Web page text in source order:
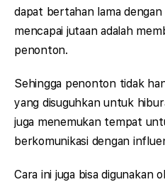
dapat bertahan lama
mencapai jutaan adalah
penonton.
Sehingga penonton tidak
yang disuguhkan untuk
juga menemukan tempat
berkomunikasi dengan
Cara ini juga bisa digunakan